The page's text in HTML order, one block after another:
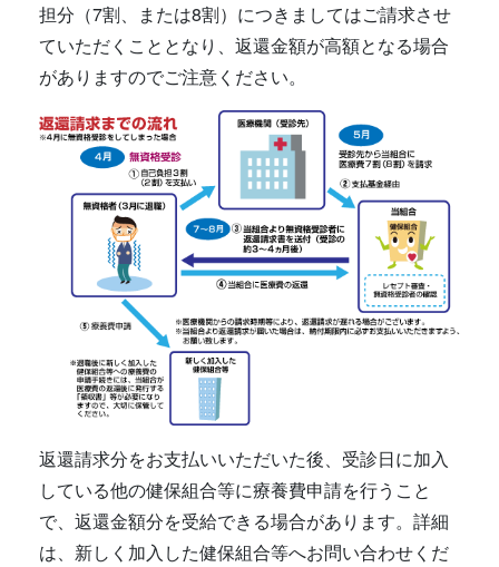
担分（7割、または8割）につきましてはご請求させ
ていただくこととなり、返還金額が高額となる場合
がありますのでご注意ください。
返還請求分をお支払いいただいた後、受診日に加入
している他の健保組合等に療養費申請を行うこと
で、返還金額分を受給できる場合があります。詳細
は、新しく加入した健保組合等へお問い合わせくだ